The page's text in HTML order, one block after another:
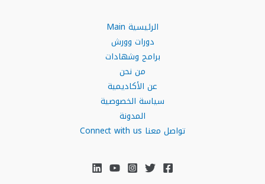
الرئيسية Main
دورات وورش
برامج وشهادات
من نحن
عن الأكاديمية
سياسة الخصوصية
المدونة
تواصل معنا Connect with us